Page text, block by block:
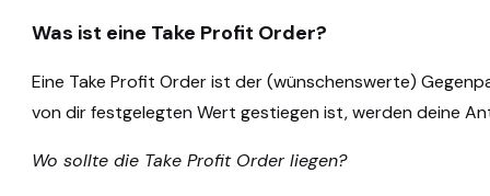
Was ist eine Take Profit Order?
Eine Take Profit Order ist der (wünschenswerte)
von dir festgelegten Wert gestiegen ist, werden deine
Wo sollte die Take Profit Order liegen?